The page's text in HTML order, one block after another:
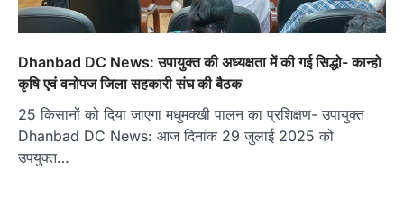
Dhanbad DC News: उपायुक्त की अध्यक्षता में की गई सिद्धो- कान्हो
कृषि एवं वनोपज जिला सहकारी संघ की बैठक
25 किसानों को दिया जाएगा मधुमक्खी पालन का प्रशिक्षण- उपायुक्त
Dhanbad DC News: आज दिनांक 29 जुलाई 2025 को
उपयुक्त…